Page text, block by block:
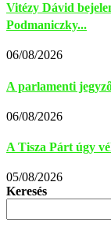
Vitézy Dávid
Podmaniczky...
06/08/2026
A parlamenti
06/08/2026
A Tisza Párt úgy
05/08/2026
Keresés